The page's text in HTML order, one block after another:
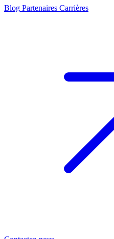
Blog Partenaires Carrières